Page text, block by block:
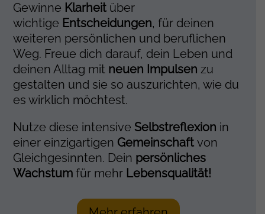
Gewinne Klarheitüber
wichtige Entscheidungen, für deinen
weiteren persönlichen und beruflichen
Weg. Freue dich darauf, dein Leben und
deinen Alltag mit neuen Impulsen zu
gestalten und sie so auszurichten, wie du
es wirklich möchtest.
Nutze diese intensive Selbstreflexion in
einer einzigartigen Gemeinschaft von
Gleichgesinnten. Dein persönliches
Wachstumfür mehr Lebensqualität!